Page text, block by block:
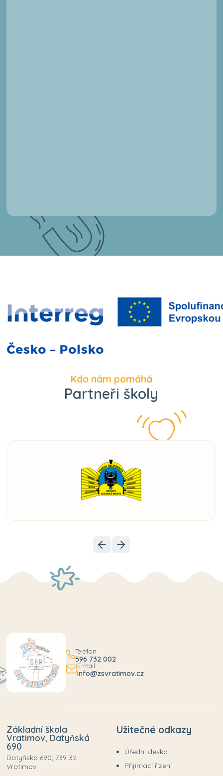
Kdo nám pomáhá
Partneři školy
Telefon
596 732 002
E-mail
info@zsvratimov.cz
Základní škola
Vratimov, Datyňská
690
Datyňská 690, 739 32
Vratimov
Užitečné odkazy
Úřední deska
Přijímací řízení